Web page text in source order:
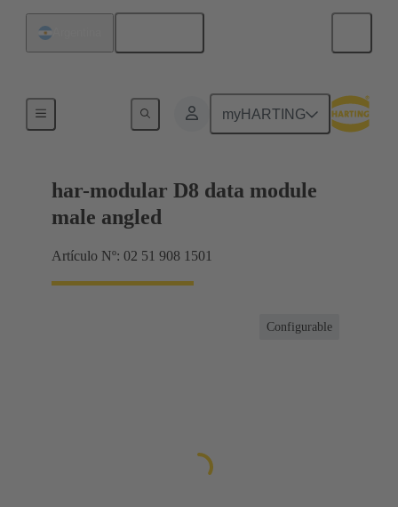
myHARTING
Terminación de placa madre a tarjeta hija
har-modular D8 data module
male angled
Artículo Nº: 02 51 908 1501
Configurable